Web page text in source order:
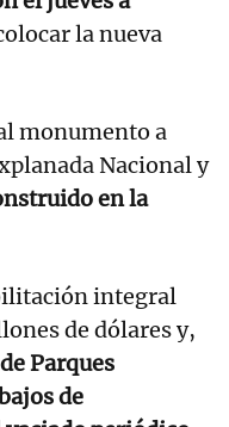
la nueva
monumento a
Nacional y
en la
integral
de dólares y,
Parques
de